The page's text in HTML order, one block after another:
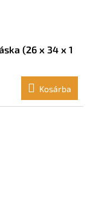
(26 x 34 x 1
Kosárba